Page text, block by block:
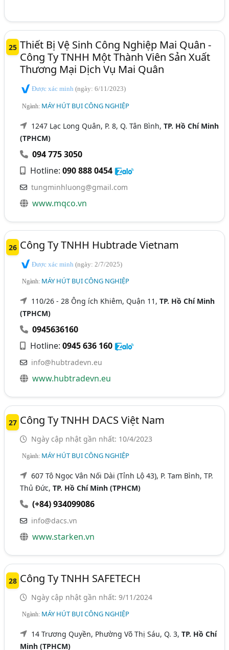
25 Thiết Bị Vệ Sinh Công Nghiệp Mai Quân -
Công Ty TNHH Một Thành Viên Sản Xuất
Thương Mại Dịch Vụ Mai Quân
Được xác minh(ngày: 6/11/2023)
Ngành: MÁY HÚT BỤI CÔNG NGHIỆP
1247 Lạc Long Quân, P. 8, Q. Tân Bình,TP. Hồ Chí Minh
(TPHCM)
094 775 3050
Hotline:090 888 0454
tungminhluong@gmail.com
www.mqco.vn
26 Công Ty TNHH Hubtrade Vietnam
Được xác minh(ngày: 2/7/2025)
Ngành: MÁY HÚT BỤI CÔNG NGHIỆP
110/26 - 28 Ông ích Khiêm, Quận 11,TP. Hồ Chí Minh
(TPHCM)
0945636160
Hotline:0945 636 160
info@hubtradevn.eu
www.hubtradevn.eu
27 Công Ty TNHH DACS Việt Nam
Ngày cập nhật gần nhất: 10/4/2023
Ngành: MÁY HÚT BỤI CÔNG NGHIỆP
607 Tô Ngọc Vân Nối Dài (Tỉnh Lộ 43), P. Tam Bình, TP.
Thủ Đức,TP. Hồ Chí Minh (TPHCM)
(+84) 934099086
info@dacs.vn
www.starken.vn
28 Công Ty TNHH SAFETECH
Ngày cập nhật gần nhất: 9/11/2024
Ngành: MÁY HÚT BỤI CÔNG NGHIỆP
14 Trương Quyền, Phường Võ Thị Sáu, Q. 3,TP. Hồ Chí
Minh (TPHCM)